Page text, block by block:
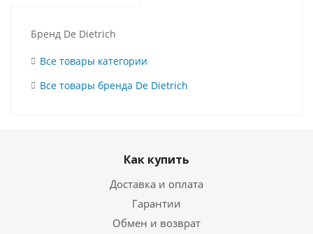
Бренд De Dietrich
Все товары категории
Все товары бренда De Dietrich
Как купить
Доставка и оплата
Гарантии
Обмен и возврат